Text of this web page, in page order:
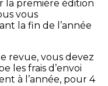
la première édition
vous
la fin de l’année
revue, vous devez
les frais d’envoi
à l’année, pour 4